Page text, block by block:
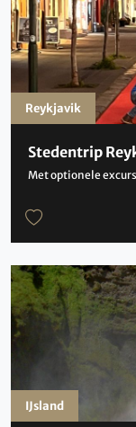
Stedentrip
Met optionele
Reykjavik
IJsland